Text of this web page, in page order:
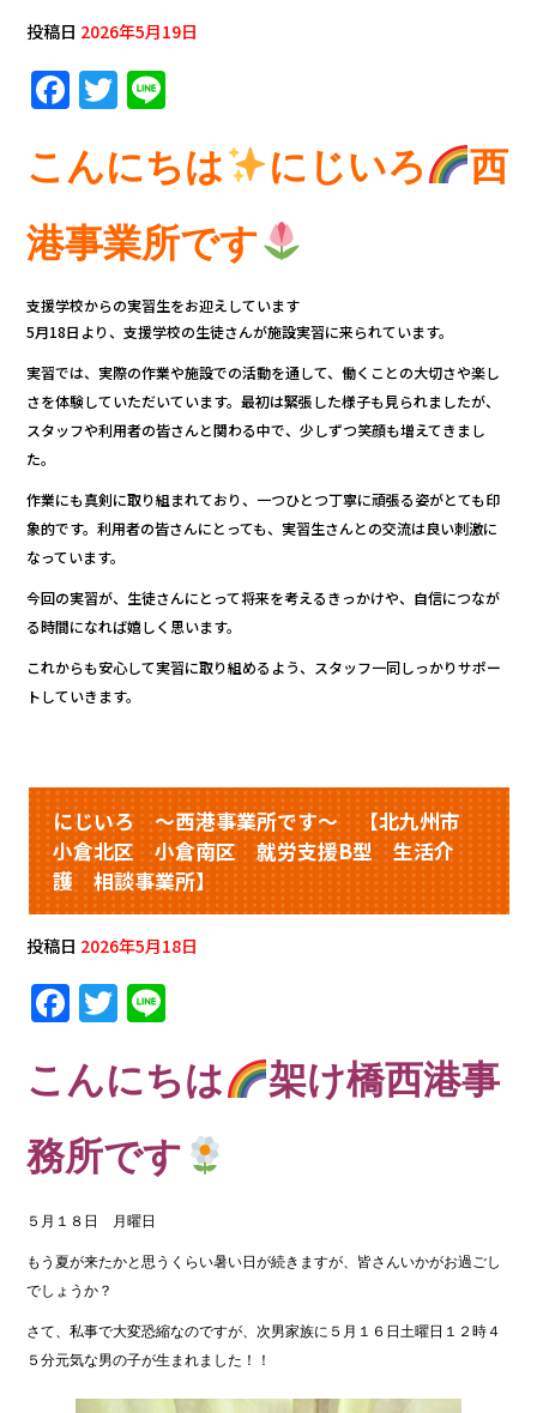
投稿日 2026年5月19日
F
a
c
b
o
k
T
w
it
r
e
こんにちは にじいろ
西
港事業所です
支援学校からの実習生をお迎えしています
5月18日より、支援学校の生徒さんが施設実習に来られています。
実習では、実際の作業や施設での活動を通して、働くことの大切さや楽し
さを体験していただいています。最初は緊張した様子も見られましたが、
スタッフや利用者の皆さんと関わる中で、少しずつ笑顔も増えてきまし
た。
作業にも真剣に取り組まれており、一つひとつ丁寧に頑張る姿がとても印
象的です。利用者の皆さんにとっても、実習生さんとの交流は良い刺激に
なっています。
今回の実習が、生徒さんにとって将来を考えるきっかけや、自信につなが
る時間になれば嬉しく思います。
これからも安心して実習に取り組めるよう、スタッフ一同しっかりサポー
トしていきます。
にじいろ ～西港事業所です～ 【北九州市
小倉北区 小倉南区 就労支援B型 生活介
護 相談事業所】
投稿日 2026年5月18日
F
c
b
o
k
T
it
r
e
こんにちは
架け橋西港事
務所です
５月１８日 月曜日
もう夏が来たかと思うくらい暑い日が続きますが、皆さんいかがお過ごし
でしょうか？
さて、私事で大変恐縮なのですが、次男家族に５月１６日土曜日１２時４
５分元気な男の子が生まれました！！